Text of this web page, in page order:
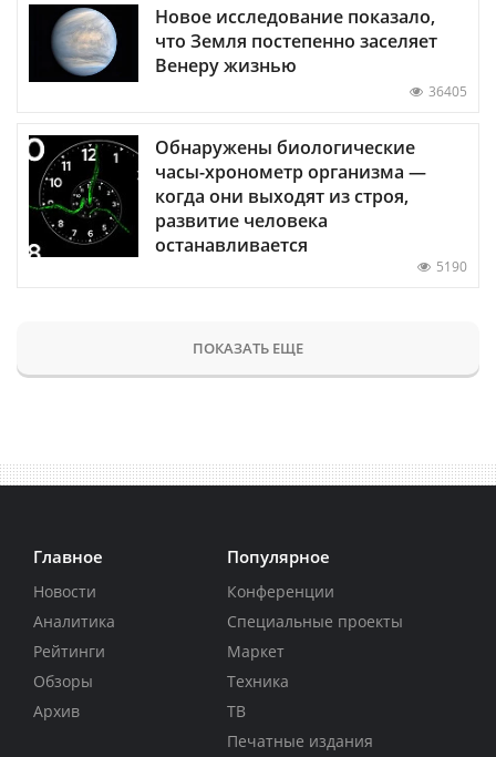
Новое исследование показало,
что Земля постепенно заселяет
Венеру жизнью
36405
Обнаружены биологические
часы-хронометр организма —
когда они выходят из строя,
развитие человека
останавливается
5190
ПОКАЗАТЬ ЕЩЕ
Главное
Новости
Аналитика
Рейтинги
Обзоры
Архив
Популярное
Конференции
Специальные проекты
Маркет
Техника
ТВ
Печатные издания